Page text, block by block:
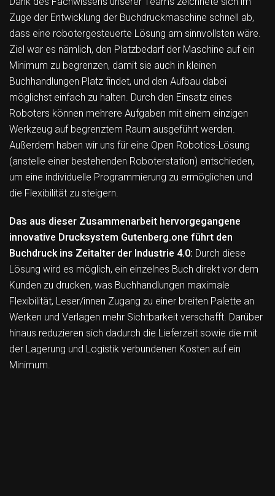
Zuge der Entwicklung der Buchdruckmaschine schnell ab,
dass eine robotergesteuerte Lösung am sinnvollsten wäre.
Ziel war es nämlich, den Platzbedarf der Maschine auf ein
Minimum zu begrenzen, damit sie auch in kleinen
Buchhandlungen Platz findet, und den Aufbau dabei
möglichst einfach zu halten. Durch den Einsatz eines
Roboters können mehrere Aufgaben mit einem einzigen
Werkzeug auf begrenztem Raum ausgeführt werden.
Außerdem haben wir uns für eine Open Robotics-Lösung
(anstelle einer bestehenden Roboterstation) entschieden,
um eine individuelle Programmierung zu ermöglichen und
die Flexibilität zu steigern.
Das aus dieser Zusammenarbeit hervorgegangene
innovative Drucksystem Gutenberg.one führt den
Buchdruck ins Zeitalter der Industrie 4.0: Durch diese
Lösung wird es möglich, ein einzelnes Buch direkt vor dem
Kunden zu drucken, was Buchhandlungen maximale
Flexibilität, Leser/innen Zugang zu einer breiten Palette an
Werken und Verlagen mehr Sichtbarkeit verschafft. Darüber
hinaus reduzieren sich dadurch die Lieferzeit sowie die mit
der Lagerung und Logistik verbundenen Kosten auf ein
Minimum.